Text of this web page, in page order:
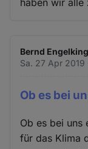
Bernd
Sa. 27 Apr 2019
Ob es bei
Ob es bei uns
für das Klima